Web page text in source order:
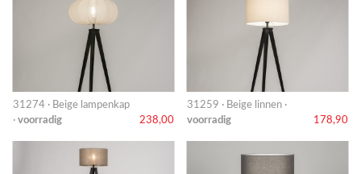
31274 · Beige lampenkap
· voorradig 238,00
31259 · Beige linnen ·
voorradig
178,90